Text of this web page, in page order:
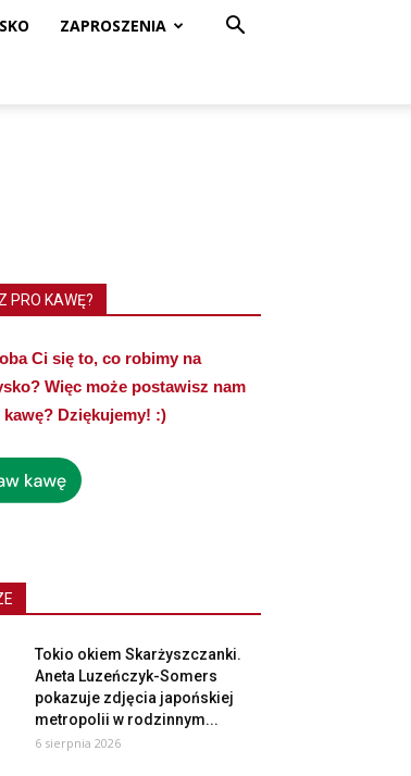
ZAPROSZENIA
PRO KAWĘ?
Ci się to, co robimy na
Więc może postawisz nam
kawę? Dziękujemy! :)
Tokio okiem Skarżyszczanki.
Aneta Luzeńczyk-Somers
pokazuje zdjęcia japońskiej
metropolii w rodzinnym...
6 sierpnia 2026